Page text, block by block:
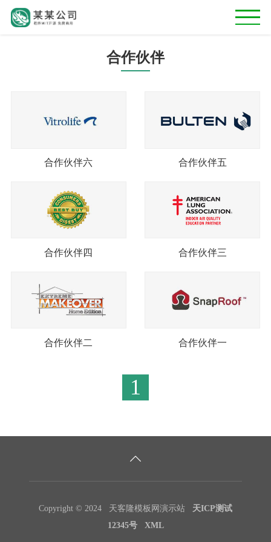
专业服务
合作伙伴
新闻资讯
联系我们
合作伙伴
合作伙伴六 合作伙伴五
合作伙伴四 合作伙伴三
合作伙伴二 合作伙伴一
1
Copyright © 2024 天客隆模板网演示站 天ICP测试
12345号
XML